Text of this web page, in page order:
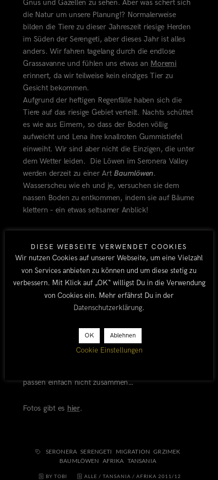
Gnus und Gazellen zu sehen. Aber was schert sich
die Natur um unsere Planung!? Normalerweise
bilden die Tiere zu dieser Jahreszeit riesige Herden
im Süden der Serengeti, aber dieses Jahr ist alles
anders. Wir fahren tagelang durch die endlose
Grassavanne und fühlen uns etwas an Moremi
erinnert, da wir teilweise kein einziges Tier zu
Gesicht bekommen.
Aufgrund der heftigen Regenfälle haben sich die
Tiere auf das riesige Gebiet verteilt. Nachts schüttet
es wie aus Eimern, so dass der Boden völlig
aufweicht und Lena ihre knallroten Gummistiefel
einweiht. Wir sind aber nicht die Einzigen, die unter
dem Wetter leiden. Die Löwen im Seronera Valley
werden derzeit zu einer ArtBaumlöwen.
Wasserscheu wie eh und je, versuchen sie dem
nassen Boden zu entkommen, indem sie auf Bäume
klettern – ein etwas seltsamer Anblick!
Mama, die die allnächtlich grasenden Büffel um ihr
Zelt schwer vermissen wird. Wir beenden somit
auch unseren zweiten Tansaniaaufenthalt dieser
Reise. Tansania ist und bleibt eines unserer
Lieblingsländer, mit atemberaubender Natur,
grandioser Tierwelt, einer liebenswerten
Korruption. So wundern wir uns immer wieder, wo
die Eintrittsgelder hinfliessen. Horrende
passen einfach nicht zusammen…
Fotos gibt es hier.
SERONERA SERENGETI MIGRATION GRZIMEK
BAUMLÖWEN AFRIKA TANSANIA
BY TOBI ALLE /TANSANIA /AFRIKA 2011/12
DIESE WEBSEITE VERWENDET COOKIES
Wir nutzen Cookies auf unserer Webseite, um eine Vielzahl
von Services anbieten zu können und um diese stetig zu
verbessern. Mit Klick auf „OK“ willigst Du in die Verwendung
von Cookies ein. Mehr erfährst Du in der
Datenschutzerklärung.
OK Ablehnen
Cookie Einstellungen